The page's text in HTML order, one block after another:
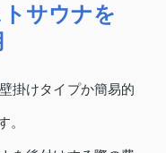
サウナを
掛けタイプか簡易的
。